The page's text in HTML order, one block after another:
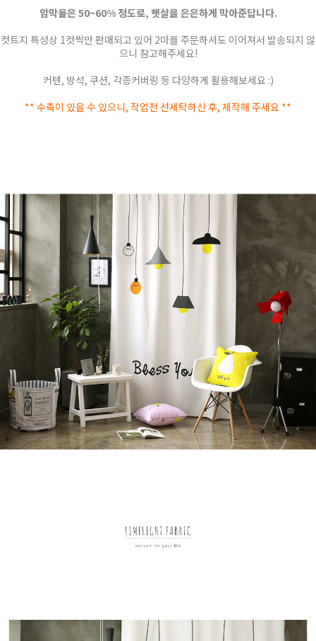
암막율은 50~60% 정도로, 햇살을 은은하게 막아준답니다.
컷트지 특성상 1컷씩만 판매되고 있어 2마를 주문하셔도 이어져서 발송되지 않
으니 참고해주세요!
커텐, 방석, 쿠션, 각종커버링 등 다양하게 활용해보세요 :)
** 수축이 있을 수 있으니, 작업전 선세탁하신 후, 제작해 주세요 **